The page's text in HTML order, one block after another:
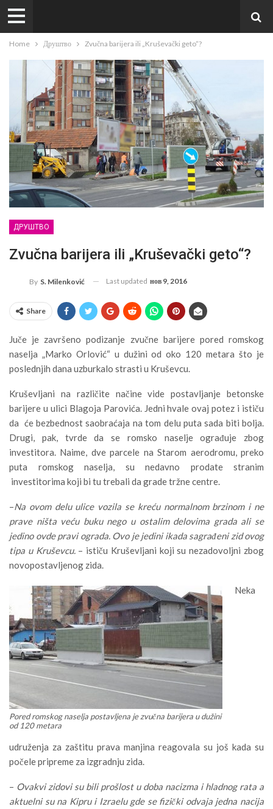
Home Друштво Zvučna barijera ili „Kruševački geto“?
ДРУШТВО
Zvučna barijera ili „Kruševački geto“?
By S. Milenković Last updated нов 9, 2016
Share
Juče je završeno podizanje zvučne barijere pored romskog
naselja „Marko Orlović“ u dužini od oko 120 metara što je
poslednjih dana uzburkalo strasti u Kruševcu.
Kruševljani na različite načine vide postavljanje betonske
barijere u ulici Blagoja Parovića. Jedni hvale ovaj potez i ističu
da će bezbednost saobraćaja na tom delu puta sada biti bolja.
Drugi, pak, tvrde da se romsko naselje ograđuje zbog
investitora. Naime, dve parcele na Starom aerodromu, preko
puta romskog naselja, su nedavno prodate stranim
investitorima koji bi tu trebali da grade tržne centre.
–Na ovom delu ulice vozila se kreću normalnom brzinom i ne
prave ništa veću buku nego u ostalim delovima grada ali se
jedino ovde pravi ograda. Ovo je jedini ikada sagrađeni zid ovog
tipa u Kruševcu.– ističu Kruševljani koji su nezadovoljni zbog
novopostavljenog zida.
Pored romskog naselja postavljena je zvučna barijera u dužini
od 120 metara
Neka
udruženja za zaštitu prava manjina reagovala su još kada su
počele pripreme za izgradnju zida.
– Ovakvi zidovi su bili prošlost u doba nacizma i hladnog rata a
aktuelni su na Kipru i Izraelu gde se fizički odvaja jedna nacija